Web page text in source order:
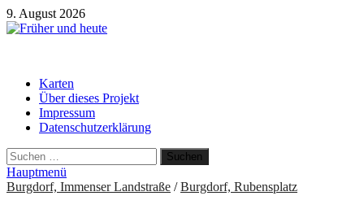
Zum
Inhalt
9. August 2026
Karten
Über dieses Projekt
Impressum
Datenschutzerklärung
Suchen
nach:
Hauptmenü
Burgdorf, Immenser Landstraße /Burgdorf, Rubensplatz